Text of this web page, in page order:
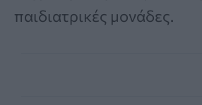
παιδιατρικές μονάδες.